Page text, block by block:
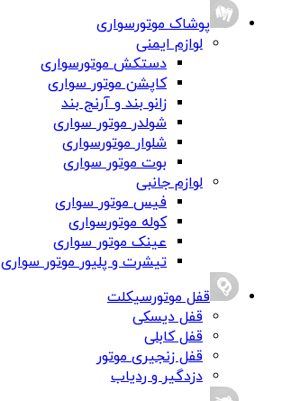
پوشاک موتورسواری
لوازم ایمنی
دستکش موتورسواری
کاپشن موتور سواری
زانو بند و آرنج بند
شولدر موتور سواری
شلوار موتورسواری
بوت موتور سواری
لوازم جانبی
فیس موتور سواری
کوله موتورسواری
عینک موتور سواری
تیشرت و پلیور موتور سواری
قفل موتورسیکلت
قفل دیسکی
قفل کابلی
قفل زنجیری موتور
دزدگیر و ردیاب